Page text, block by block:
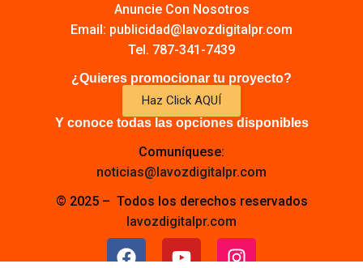
Anuncie Con Nosotros
Email: publicidad@lavozdigitalpr.com
Tel. 787-341-7439
¿Quieres promocionar tu proyecto?
Haz Click AQUÍ
Y conoce todas las opciones disponibles
Comuníquese:
noticias@lavozdigitalpr.com
© 2025 – Todos los derechos reservados
lavozdigitalpr.com